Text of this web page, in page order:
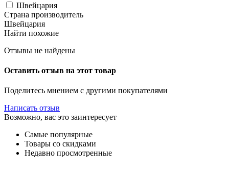
Швейцария
Страна производитель
Швейцария
Найти похожие
Отзывы не найдены
Оставить отзыв на этот товар
Поделитесь мнением с другими покупателями
Написать отзыв
Возможно, вас это заинтересует
Самые популярные
Товары со скидками
Недавно просмотренные